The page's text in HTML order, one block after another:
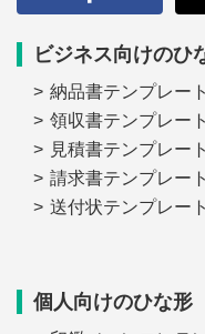
ビジネス向けのひ
納品書テンプレー
領収書テンプレー
見積書テンプレー
請求書テンプレー
送付状テンプレー
個人向けのひな形